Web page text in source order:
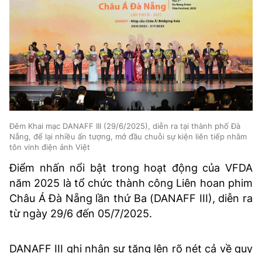
Đêm Khai mạc DANAFF III (29/6/2025), diễn ra tại thành phố Đà
Nẵng, để lại nhiều ấn tượng, mở đầu chuỗi sự kiện liên tiếp nhằm
tôn vinh điện ảnh Việt
Điểm nhấn nổi bật trong hoạt động của VFDA
năm 2025 là tổ chức thành công Liên hoan phim
Châu Á Đà Nẵng lần thứ Ba (DANAFF III), diễn ra
từ ngày 29/6 đến 05/7/2025.
DANAFF III ghi nhận sự tăng lên rõ nét cả về quy